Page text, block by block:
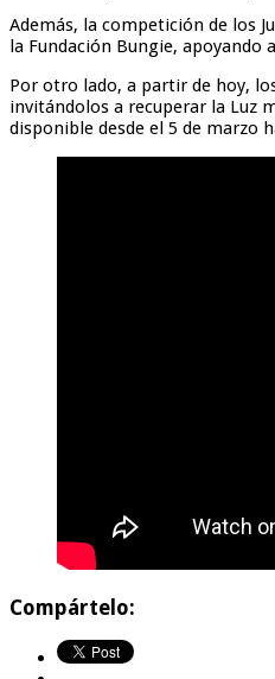
Además, la competición de los
la Fundación Bungie, apoyando
Por otro lado, a partir de hoy,
invitándolos a recuperar la Luz
disponible desde el 5 de marzo
Compártelo: